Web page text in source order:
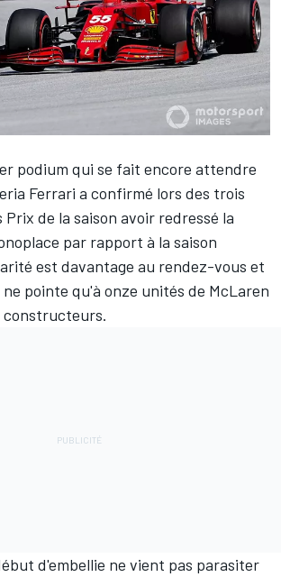
podium qui se fait encore attendre
Ferrari a confirmé lors des trois
Prix de la saison avoir redressé la
par rapport à la saison
est davantage au rendez-vous et
pointe qu'à onze unités de McLaren
.
d'embellie ne vient pas parasiter